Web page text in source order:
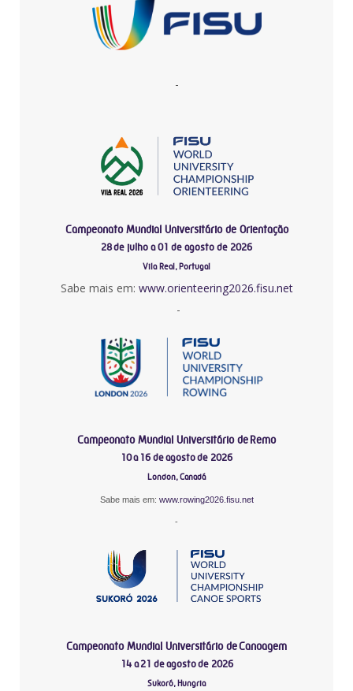
-
Campeonato Mundial Universitário de Orientação
28 de julho a 01 de agosto de 2026
Vila Real, Portugal
Sabe mais em: www.orienteering2026.fisu.net
-
Campeonato Mundial Universitário de Remo
10 a 16 de agosto de 2026
London, Canadá
Sabe mais em: www.rowing2026.fisu.net
-
Campeonato Mundial Universitário de Canoagem
14 a 21 de agosto de 2026
Sukoró, Hungria